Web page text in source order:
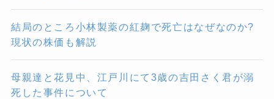
結局のところ小林製薬の紅麹で死亡はなぜなのか?
現状の株価も解説
母親達と花見中、江戸川にて3歳の吉田さく君が溺
死した事件について